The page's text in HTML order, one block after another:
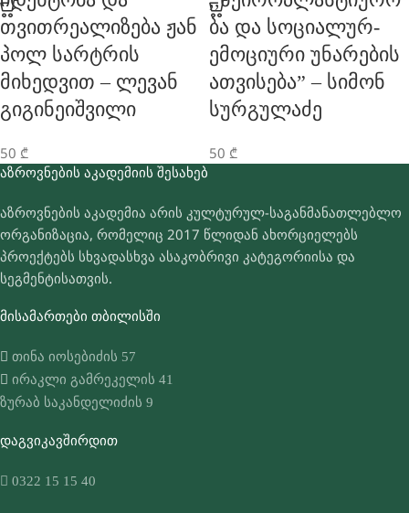
Თვითრეალიზება Ჟან
Პოლ Სარტრის
Მიხედვით – Ლევან
Გიგინეიშვილი
50 ₾
Ბა Და Სოციალურ-
Ემოციური Უნარების
Ათვისება” – Სიმონ
Სურგულაძე
50 ₾
ᲐᲖᲠᲝᲕᲜᲔᲑᲘᲡ ᲐᲙᲐᲓᲔᲛᲘᲘᲡ ᲨᲔᲡᲐᲮᲔᲑ
აზროვნების აკადემია არის კულტურულ-საგანმანათლებლო
ორგანიზაცია, რომელიც 2017 წლიდან ახორციელებს
პროექტებს სხვადასხვა ასაკობრივი კატეგორიისა და
სეგმენტისათვის.
ᲛᲘᲡᲐᲛᲐᲠᲗᲔᲑᲘ ᲗᲑᲘᲚᲘᲡᲨᲘ
თინა იოსებიძის 57
ირაკლი გამრეკელის 41
ზურაბ საკანდელიძის 9
ᲓᲐᲒᲕᲘᲙᲐᲕᲨᲘᲠᲓᲘᲗ
0322 15 15 40